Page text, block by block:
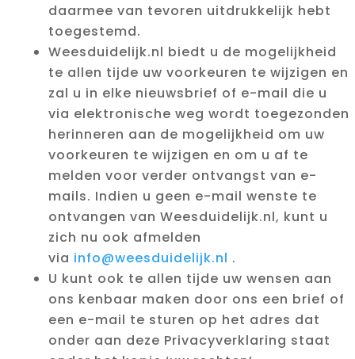
daarmee van tevoren uitdrukkelijk hebt
toegestemd.
Weesduidelijk.nl biedt u de mogelijkheid
te allen tijde uw voorkeuren te wijzigen en
zal u in elke nieuwsbrief of e-mail die u
via elektronische weg wordt toegezonden
herinneren aan de mogelijkheid om uw
voorkeuren te wijzigen en om u af te
melden voor verder ontvangst van e-
mails. Indien u geen e-mail wenste te
ontvangen van Weesduidelijk.nl, kunt u
zich nu ook afmelden
via info@weesduidelijk.nl .
U kunt ook te allen tijde uw wensen aan
ons kenbaar maken door ons een brief of
een e-mail te sturen op het adres dat
onder aan deze Privacyverklaring staat